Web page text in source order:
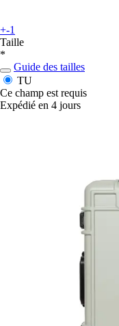
+-1
Taille
*
Guide des tailles
TU
Ce champ est requis
Expédié en 4 jours